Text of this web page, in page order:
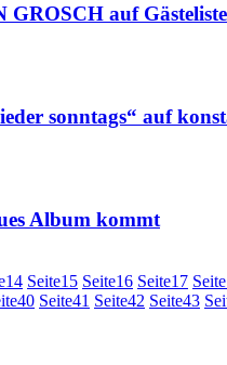
auf Gästeliste
sonntags“ auf
Album kommt
14 Seite15 Seite16 Seite17 Seite
40 Seite41 Seite42 Seite43